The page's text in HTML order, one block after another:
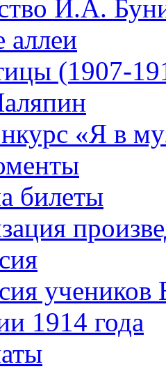
И.А.
(1907-
«Я в
билеты
1914 года